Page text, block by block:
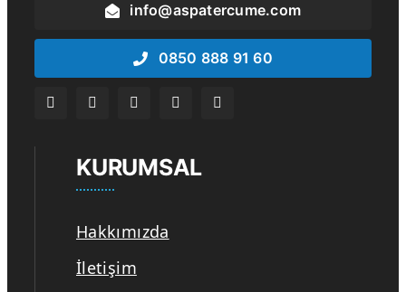
info@aspatercume.com
0850 888 91 60
KURUMSAL
Hakkımızda
İletişim